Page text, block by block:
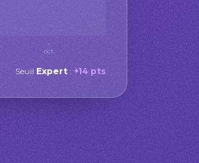
oct.
Seuil Expert : +14 pts